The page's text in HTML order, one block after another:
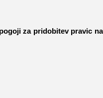
za pridobitev pravic